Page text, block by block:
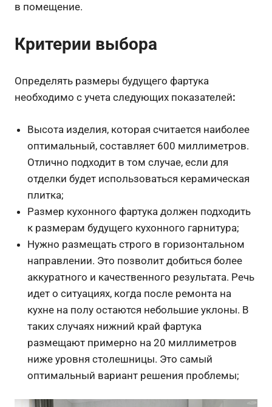
в помещение.
Критерии выбора
Определять размеры будущего фартука
необходимо с учета следующих показателей:
Высота изделия, которая считается наиболее
оптимальный, составляет 600 миллиметров.
Отлично подходит в том случае, если для
отделки будет использоваться керамическая
плитка;
Размер кухонного фартука должен подходить
к размерам будущего кухонного гарнитура;
Нужно размещать строго в горизонтальном
направлении. Это позволит добиться более
аккуратного и качественного результата. Речь
идет о ситуациях, когда после ремонта на
кухне на полу остаются небольшие уклоны. В
таких случаях нижний край фартука
размещают примерно на 20 миллиметров
ниже уровня столешницы. Это самый
оптимальный вариант решения проблемы;